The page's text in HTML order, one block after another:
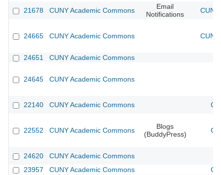
21678 CUNY Academic Commons
Email
Notifications
24665 CUNY Academic Commons
24651 CUNY Academic Commons
24645 CUNY Academic Commons
22140 CUNY Academic Commons
22552 CUNY Academic Commons
Blogs
(BuddyPress)
24620
CUNY Academic Commons
23957
CUNY Academic Commons